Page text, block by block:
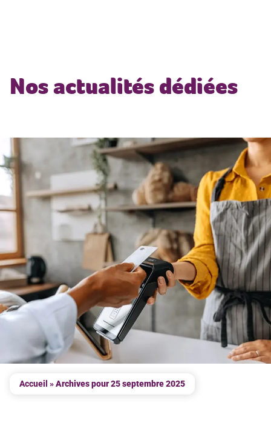
Nos actualités dédiées
Accueil »Archives pour 25 septembre 2025